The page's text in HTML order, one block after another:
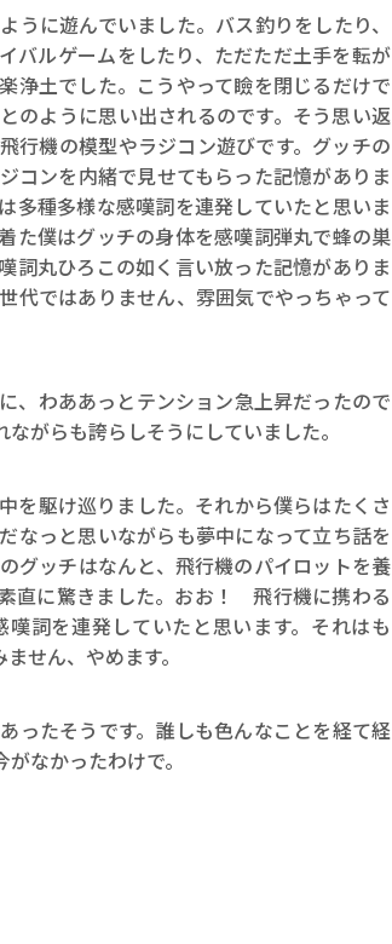
に遊んでいました。バス釣りをしたり、
バルゲームをしたり、ただただ土手を転が
浄土でした。こうやって瞼を閉じるだけで
のように思い出されるのです。そう思い返
行機の模型やラジコン遊びです。グッチの
コンを内緒で見せてもらった記憶がありま
多種多様な感嘆詞を連発していたと思いま
た僕はグッチの身体を感嘆詞弾丸で蜂の巣
丸ひろこの如く言い放った記憶がありま
代ではありません、雰囲気でやっちゃって
、わああっとテンション急上昇だったので
がらも誇らしそうにしていました。
を駆け巡りました。それから僕らはたくさ
なっと思いながらも夢中になって立ち話を
グッチはなんと、飛行機のパイロットを養
直に驚きました。おお！ 飛行機に携わる
詞を連発していたと思います。それはも
せん、やめます。
ったそうです。誰しも色んなことを経て経
なかったわけで。